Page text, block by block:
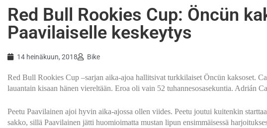
Red Bull Rookies Cup: Öncün
Paavilaiselle keskeytys
14 heinäkuun, 2018 Bike
Red Bull Rookies Cup –sarjan aika-ajoa hallitsivat turkkilaiset Öncün kaksoset.
lauantain kisaan hänen viereltään. Eroa oli vain 52 tuhannesosasekuntia. Adrián
Peetu Paavilainen ajoi hyvin aika-ajossa ollen viides. Peetu joutui kuitenkin
sakko, sillä Paavilainen jätti huomioimatta mustan lipun ensimmäisessä